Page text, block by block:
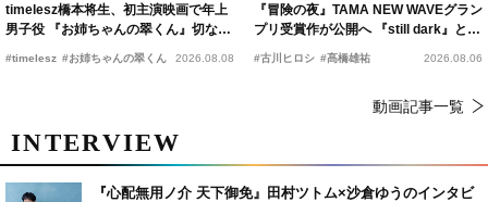
timelesz橋本将生、初主演映画で年上
男子役 『お姉ちゃんの翠くん』切ない
恋の幕開けを予感
#timelesz #お姉ちゃんの翠くん 2026.08.08
『冒険の夜』TAMA NEW WAVEグラン
プリ受賞作が公開へ 『still dark』と同
時上映決定
#古川ヒロシ #髙橋雄祐 2026.08.06
動画記事一覧
INTERVIEW
『心配無用ノ介 天下御免』田村ツトム×沙倉ゆうのインタビ